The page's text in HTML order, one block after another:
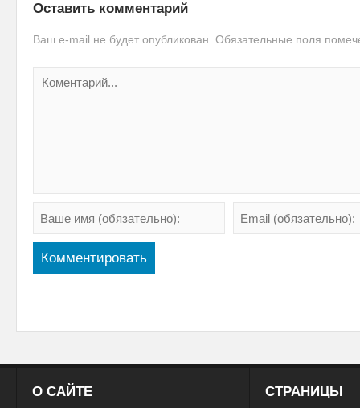
Оставить комментарий
Ваш e-mail не будет опубликован. Обязательные поля
О САЙТЕ СТРАНИЦЫ